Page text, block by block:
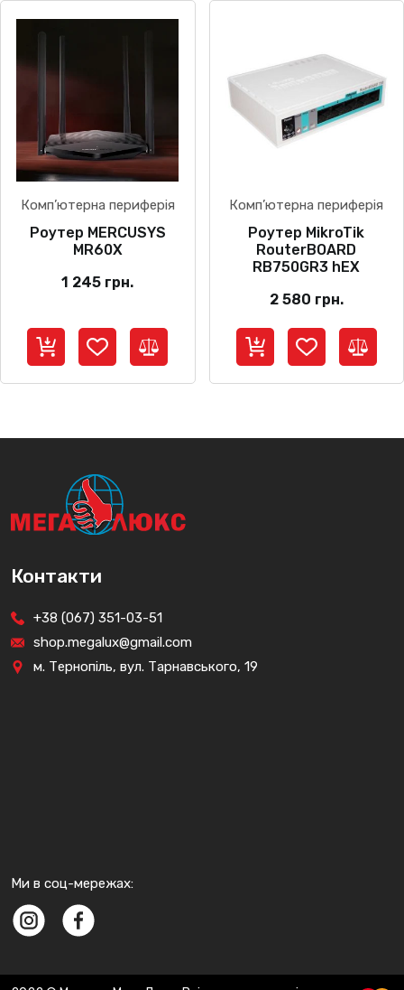
Комп’ютерна периферія
Роутер MERCUSYS
MR60X
1 245 грн.
Комп’ютерна периферія
Роутер MikroTik
RouterBOARD
RB750GR3 hEX
2 580 грн.
Контакти
+38 (067) 351-03-51
shop.megalux@gmail.com
м. Тернопіль, вул. Тарнавського, 19
Ми в соц-мережах: